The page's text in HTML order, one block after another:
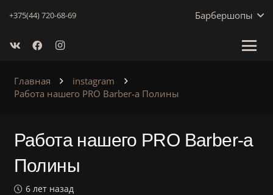
+375(44) 720-68-69 Барбершопы
Главная
instagram
Работа нашего PRO Barber-а Полины
Работа нашего PRO Barber-а
Полины
6 лет назад